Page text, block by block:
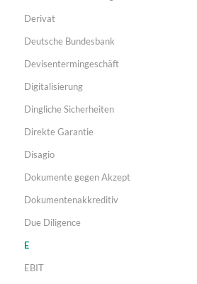
Derivat
Deutsche Bundesbank
Devisentermingeschäft
Digitalisierung
Dingliche Sicherheiten
Direkte Garantie
Disagio
Dokumente gegen Akzept
Dokumentenakkreditiv
Due Diligence
E
EBIT